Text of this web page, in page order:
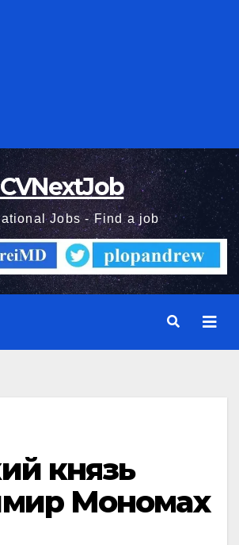
CVNextJob
Jobs - Find a job
князь
Мономах